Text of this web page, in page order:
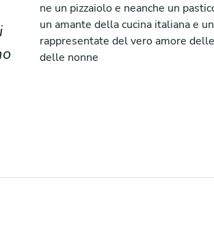
ne un pizzaiolo e neanche un
un amante della cucina italiana e
rappresentate del vero amore
delle nonne